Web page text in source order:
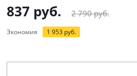
837 руб. 2 790руб.
Экономия 1 953 руб.